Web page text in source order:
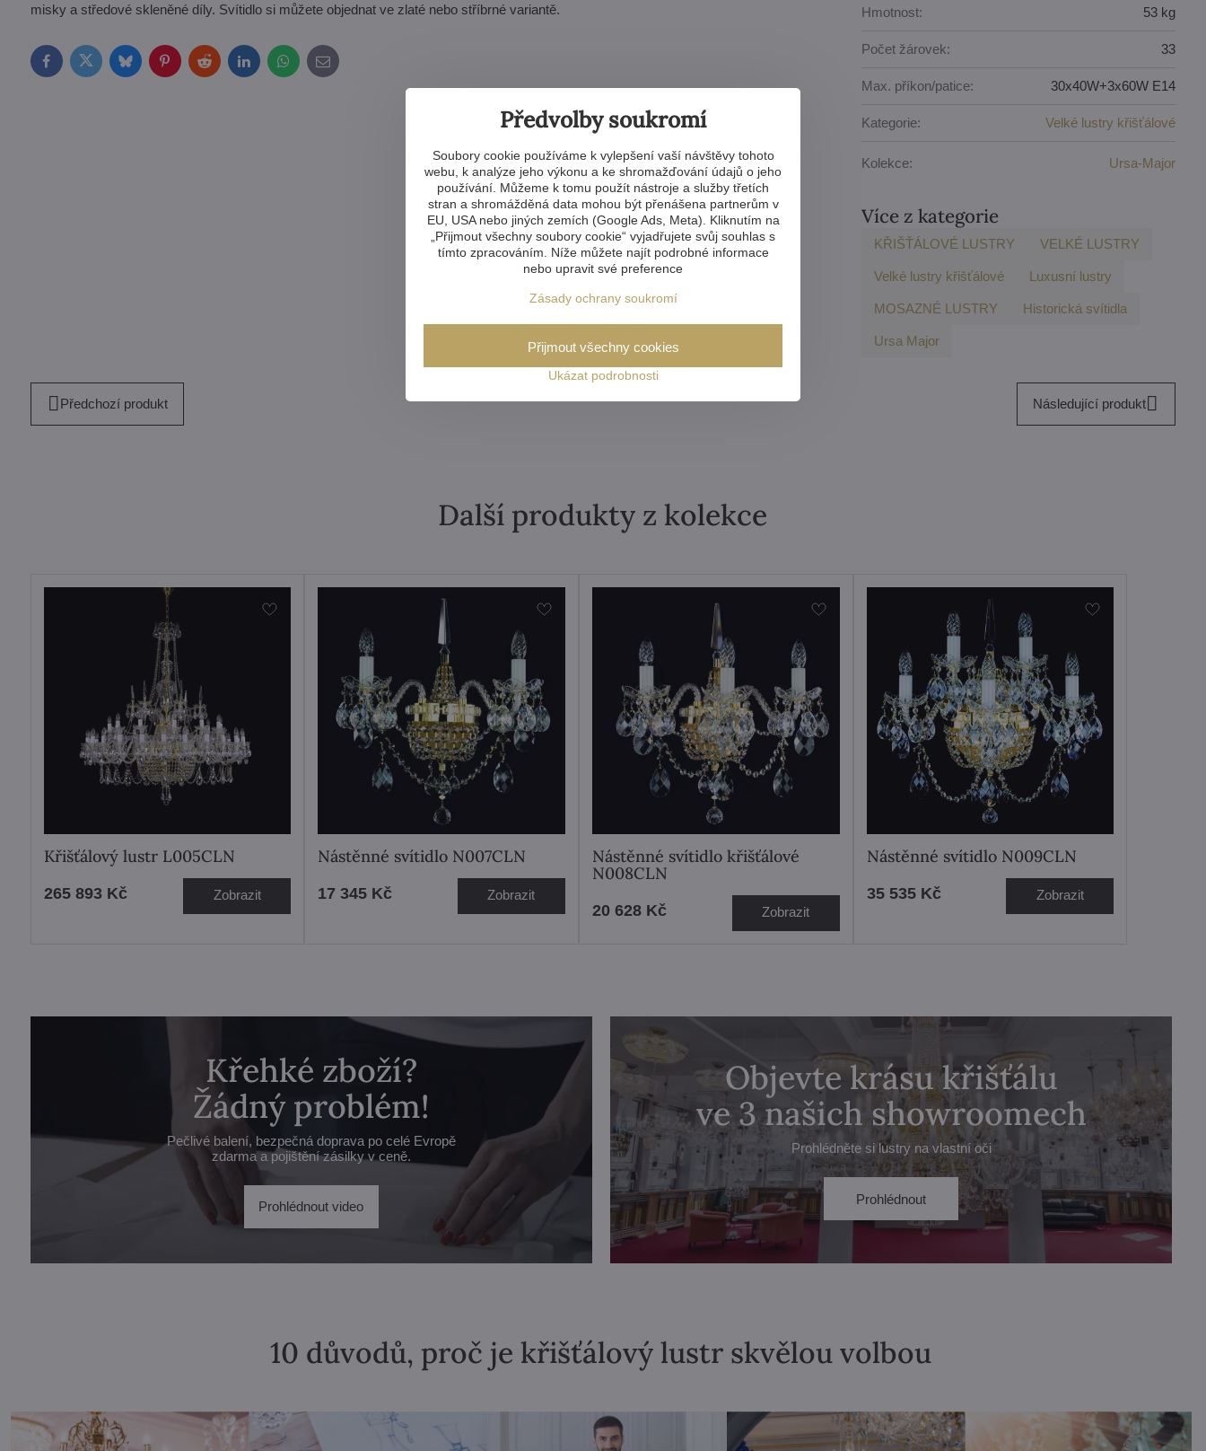
misky a středové skleněné díly. Svítidlo si můžete objednat ve zlaté nebo stříbrné variantě.
FacebookTwitterBlueskyPinterestRedditLinkedInWhatsApp
E-
mail
Hmotnost: 53 kg
Počet žárovek: 33
Max. příkon/patice: 30x40W+3x60W E14
Kategorie: Velké lustry křišťálové
Kolekce: Ursa-Major
Více z kategorie
KŘIŠŤÁLOVÉ LUSTRY VELKÉ LUSTRY
Velké lustry křišťálové Luxusní lustry
MOSAZNÉ LUSTRY Historická svítidla
Ursa Major
Předchozí produkt Následující produkt
Další produkty z kolekce
Křišťálový lustr L005CLN
265 893 Kč Zobrazit
Nástěnné svítidlo N007CLN
17 345 Kč Zobrazit
Nástěnné svítidlo křišťálové
N008CLN
20 628 Kč Zobrazit
Nástěnné svítidlo N009CLN
35 535 Kč Zobrazit
Křehké zboží?
Žádný problém!
Pečlivé balení, bezpečná doprava po celé Evropě
zdarma a pojištění zásilky v ceně.
Prohlédnout video
Objevte krásu křišťálu
ve 3 našich showroomech
Prohlédněte si lustry na vlastní oči
Prohlédnout
10 důvodů, proč je křišťálový lustr skvělou volbou
Předvolby soukromí
Soubory cookie používáme k vylepšení vaší návštěvy tohoto
webu, k analýze jeho výkonu a ke shromažďování údajů o jeho
používání. Můžeme k tomu použít nástroje a služby třetích
stran a shromážděná data mohou být přenášena partnerům v
EU, USA nebo jiných zemích (Google Ads, Meta). Kliknutím na
„Přijmout všechny soubory cookie“ vyjadřujete svůj souhlas s
tímto zpracováním. Níže můžete najít podrobné informace
nebo upravit své preference
Zásady ochrany soukromí
Ukázat podrobnosti
Přijmout všechny cookies